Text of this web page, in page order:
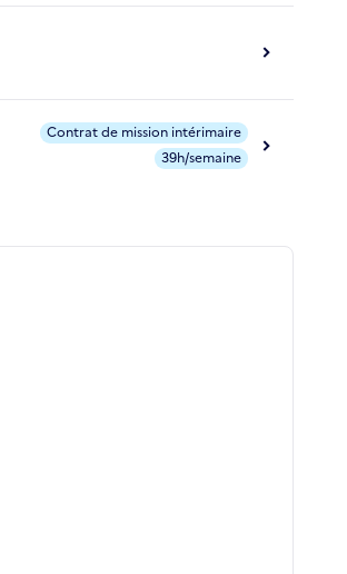
Contrat de mission intérimaire
39h/semaine